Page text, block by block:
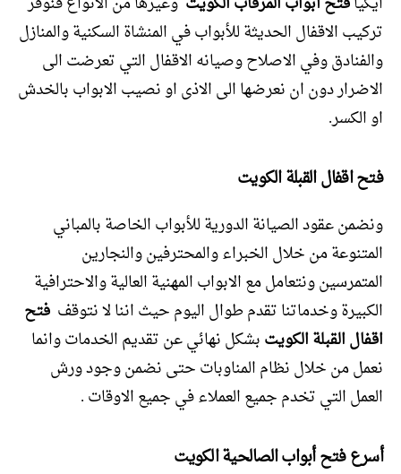
تركيب الاقفال الحديثة للأبواب في المنشاة السكنية والمنازل
والفنادق وفي الاصلاح وصيانه الاقفال التي تعرضت الى
الاضرار دون ان نعرضها الى الاذى او نصيب الابواب بالخدش
او الكسر.
فتح اقفال القبلة الكويت
ونضمن عقود الصيانة الدورية للأبواب الخاصة بالمباني
المتنوعة من خلال الخبراء والمحترفين والنجارين
المتمرسين ونتعامل مع الابواب المهنية العالية والاحترافية
الكبيرة وخدماتنا تقدم طوال اليوم حيث اننا لا نتوقف فتح
اقفال القبلة الكويتبشكل نهائي عن تقديم الخدمات وانما
نعمل من خلال نظام المناوبات حتى نضمن وجود ورش
العمل التي تخدم جميع العملاء في جميع الاوقات .
أسرع فتح أبواب الصالحية الكويت